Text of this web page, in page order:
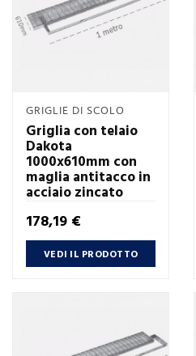
GRIGLIE DI SCOLO
Griglia con telaio
Dakota
1000x610mm con
maglia antitacco in
acciaio zincato
Prezzo
178,19 €
VEDI IL PRODOTTO